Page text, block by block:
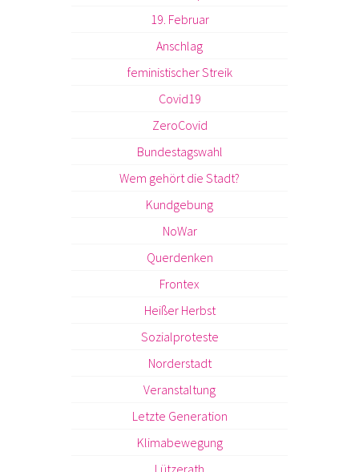
19. Februar
Anschlag
feministischer Streik
Covid19
ZeroCovid
Bundestagswahl
Wem gehört die Stadt?
Kundgebung
NoWar
Querdenken
Frontex
Heißer Herbst
Sozialproteste
Norderstadt
Veranstaltung
Letzte Generation
Klimabewegung